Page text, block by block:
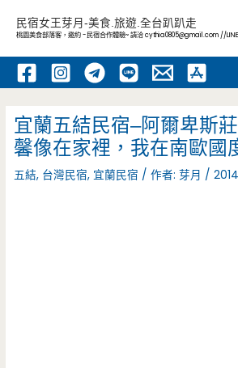
內
民宿女王芽月-美食.旅遊.全台趴趴走
桃園美食部落客，邀約 -民宿合作體驗~ 請洽cythia0805@gmail.com //
宜蘭五結民宿–阿爾卑斯
馨像在家裡，我在南歐國
五結, 台灣民宿, 宜蘭民宿 / 作者:芽月 /